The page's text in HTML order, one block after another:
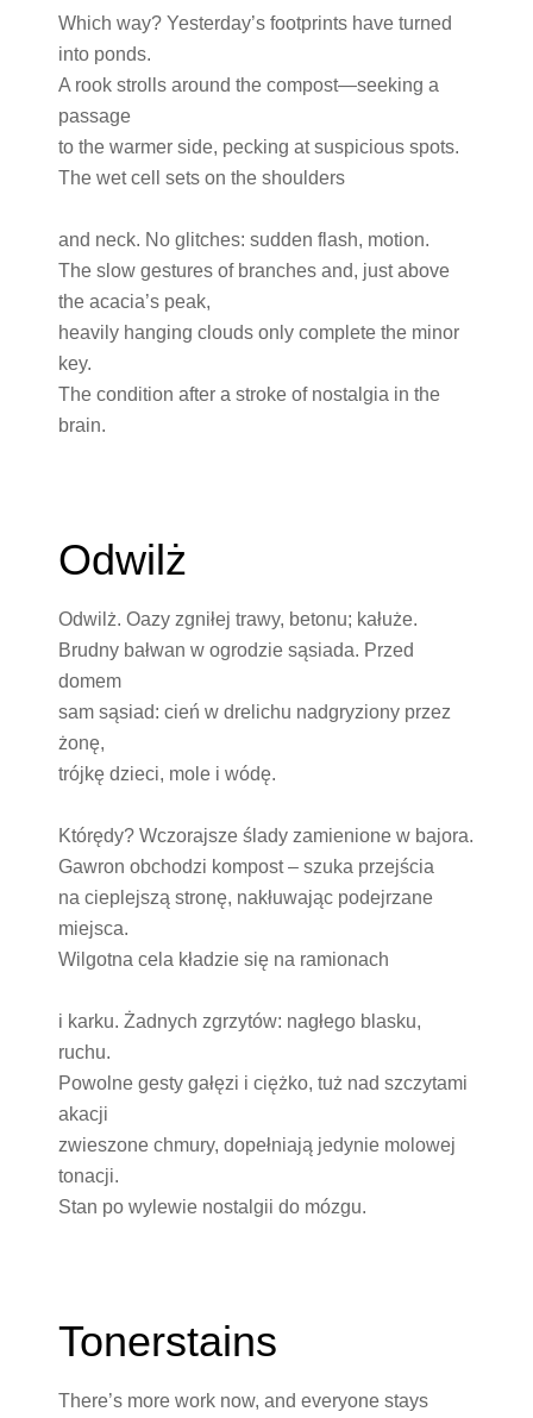
Which way? Yesterday’s footprints have turned
into ponds.
A rook strolls around the compost—seeking a
passage
to the warmer side, pecking at suspicious spots.
The wet cell sets on the shoulders
and neck. No glitches: sudden flash, motion.
The slow gestures of branches and, just above
the acacia’s peak,
heavily hanging clouds only complete the minor
key.
The condition after a stroke of nostalgia in the
brain.
Odwilż
Odwilż. Oazy zgniłej trawy, betonu; kałuże.
Brudny bałwan w ogrodzie sąsiada. Przed
domem
sam sąsiad: cień w drelichu nadgryziony przez
żonę,
trójkę dzieci, mole i wódę.
Którędy? Wczorajsze ślady zamienione w bajora.
Gawron obchodzi kompost – szuka przejścia
na cieplejszą stronę, nakłuwając podejrzane
miejsca.
Wilgotna cela kładzie się na ramionach
i karku. Żadnych zgrzytów: nagłego blasku,
ruchu.
Powolne gesty gałęzi i ciężko, tuż nad szczytami
akacji
zwieszone chmury, dopełniają jedynie molowej
tonacji.
Stan po wylewie nostalgii do mózgu.
Tonerstains
There’s more work now, and everyone stays